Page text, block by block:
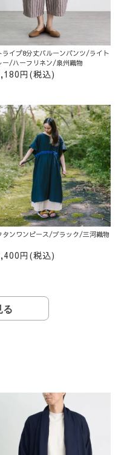
ライプ8分丈バルーンパンツ/ライト
ー/ハーフリネン/泉州織物
円(税込)
タンワンピース/ブラック/三河織物
円(税込)
る